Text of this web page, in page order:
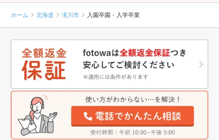
ホーム 北海道 滝川市 入園卒園・入学卒業